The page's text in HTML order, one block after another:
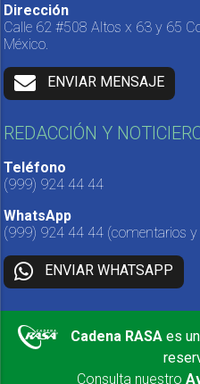
Dirección
Calle 62 #508 Altos x 63 y 65
México.
ENVIAR MENSAJE
REDACCIÓN Y
Teléfono
(999) 924 44 44
WhatsApp
(999) 924 44 44 (comentarios y
ENVIAR WHATSAPP
Cadena RASA es
Consulta nuestro